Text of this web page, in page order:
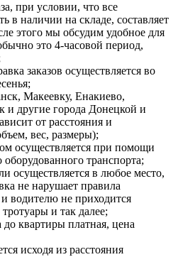
при условии, что все
в наличии на складе, составляет
этого мы обсудим удобное для
это 4-часовой период,
заказов осуществляется во
Макеевку, Енакиево,
и другие города Донецкой и
от расстояния и
вес, размеры);
осуществляется при помощи
транспорта;
осуществляется в любое место,
не нарушает правила
водителю не приходится
и так далее;
до квартиры платная, цена
исходя из расстояния